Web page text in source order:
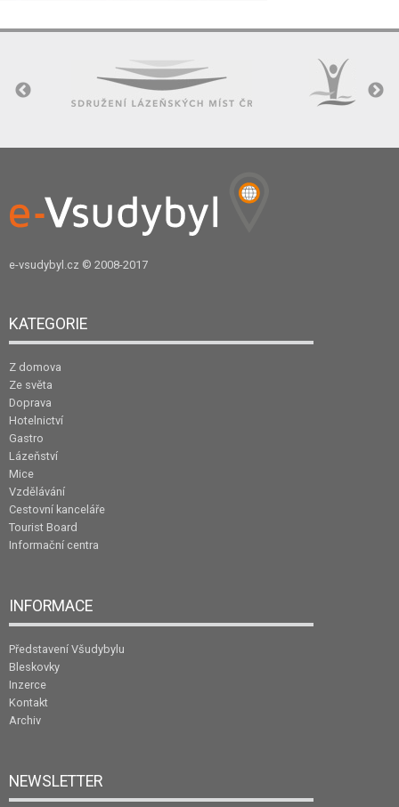
e-vsudybyl.cz © 2008-2017
KATEGORIE
Z domova
Ze světa
Doprava
Hotelnictví
Gastro
Lázeňství
Mice
Vzdělávání
Cestovní kanceláře
Tourist Board
Informační centra
INFORMACE
Představení Všudybylu
Bleskovky
Inzerce
Kontakt
Archiv
NEWSLETTER